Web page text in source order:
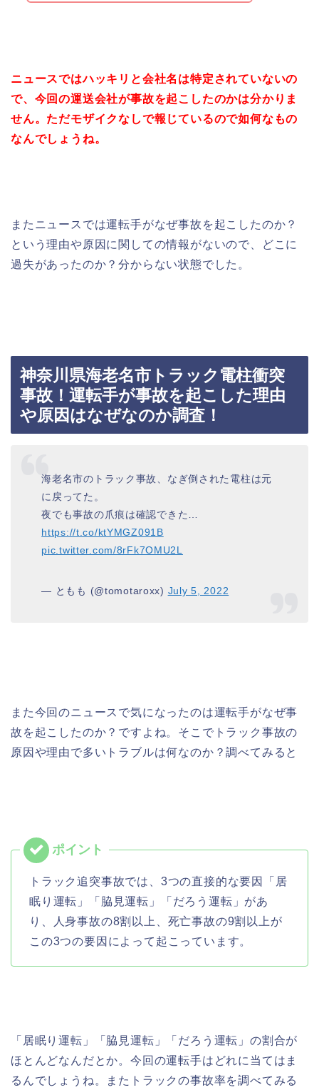
ニュースではハッキリと会社名は特定されていないの
で、今回の運送会社が事故を起こしたのかは分かりま
せん。ただモザイクなしで報じているので如何なもの
なんでしょうね。
またニュースでは運転手がなぜ事故を起こしたのか？
という理由や原因に関しての情報がないので、どこに
過失があったのか？分からない状態でした。
神奈川県海老名市トラック電柱衝突
事故！運転手が事故を起こした理由
や原因はなぜなのか調査！
海老名市のトラック事故、なぎ倒された電柱は元
に戻ってた。
夜でも事故の爪痕は確認できた…
https://t.co/ktYMGZ091B
pic.twitter.com/8rFk7OMU2L
— ともも (@tomotaroxx) July 5, 2022
また今回のニュースで気になったのは運転手がなぜ事
故を起こしたのか？ですよね。そこでトラック事故の
原因や理由で多いトラブルは何なのか？調べてみると
トラック追突事故では、3つの直接的な要因「居
眠り運転」「脇見運転」「だろう運転」があ
り、人身事故の8割以上、死亡事故の9割以上が
この3つの要因によって起こっています。
「居眠り運転」「脇見運転」「だろう運転」の割合が
ほとんどなんだとか。今回の運転手はどれに当てはま
るんでしょうね。またトラックの事故率を調べてみる